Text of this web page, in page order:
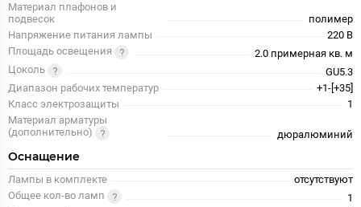
Материал плафонов и
подвесок
полимер
Напряжение питания лампы
220 В
Площадь освещения
2.0 примерная кв. м
Цоколь
GU5.3
Диапазон рабочих температур
+1-[+35]
Класс электрозащиты
1
Материал арматуры
(дополнительно)
дюралюминий
Оснащение
Лампы в комплекте
отсутствуют
Общее кол-во ламп
1